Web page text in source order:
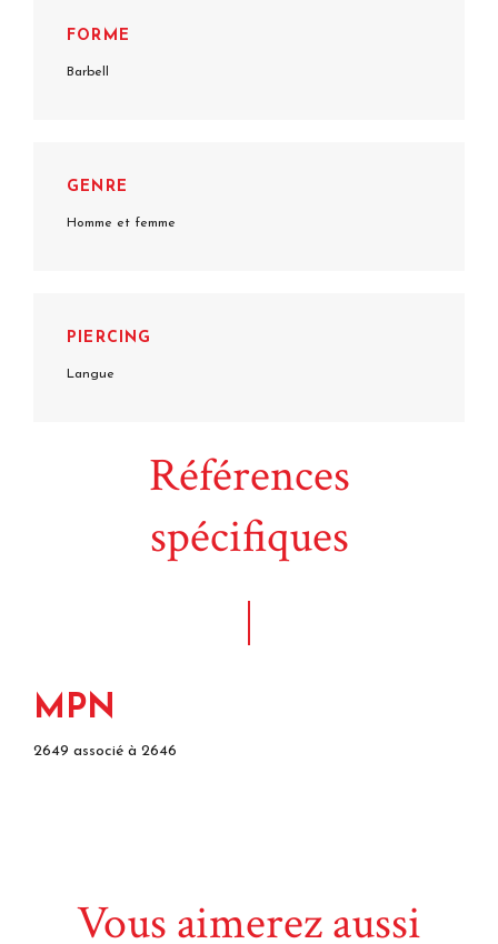
FORME
Barbell
GENRE
Homme et femme
PIERCING
Langue
Références
spécifiques
MPN
2649 associé à 2646
Vous aimerez aussi